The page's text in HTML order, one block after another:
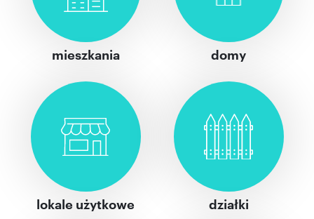
mieszkania domy
lokale użytkowe działki